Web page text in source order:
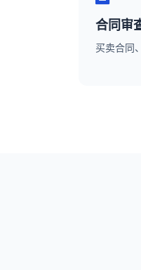
合同审
买卖合同